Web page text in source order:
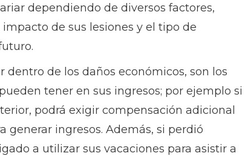
dependiendo de diversos factores,
de sus lesiones y el tipo de
de los daños económicos, son los
tener en sus ingresos; por ejemplo si
podrá exigir compensación adicional
generar ingresos. Además, si perdió
a utilizar sus vacaciones para asistir a